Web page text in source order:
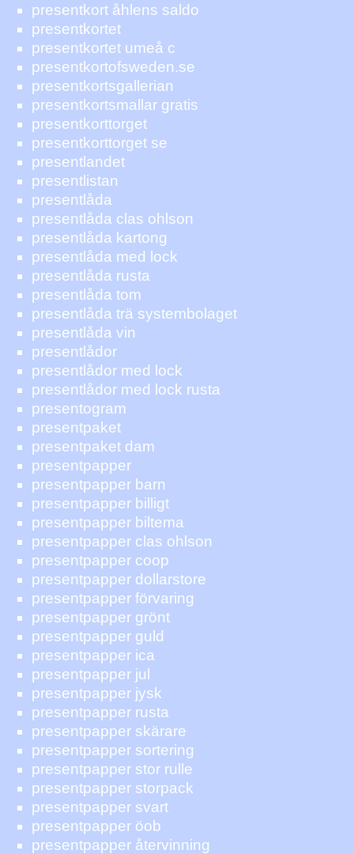
presentkort åhlens saldo
presentkortet
presentkortet umeå c
presentkortofsweden.se
presentkortsgallerian
presentkortsmallar gratis
presentkorttorget
presentkorttorget se
presentlandet
presentlistan
presentlåda
presentlåda clas ohlson
presentlåda kartong
presentlåda med lock
presentlåda rusta
presentlåda tom
presentlåda trä systembolaget
presentlåda vin
presentlådor
presentlådor med lock
presentlådor med lock rusta
presentogram
presentpaket
presentpaket dam
presentpapper
presentpapper barn
presentpapper billigt
presentpapper biltema
presentpapper clas ohlson
presentpapper coop
presentpapper dollarstore
presentpapper förvaring
presentpapper grönt
presentpapper guld
presentpapper ica
presentpapper jul
presentpapper jysk
presentpapper rusta
presentpapper skärare
presentpapper sortering
presentpapper stor rulle
presentpapper storpack
presentpapper svart
presentpapper öob
presentpapper återvinning